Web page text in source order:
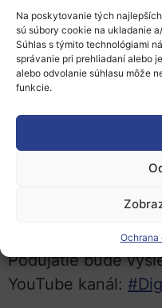
Na poskytovanie tých
sú súbory cookie na ukladanie
Súhlas s týmito technológiami
správanie pri prehliadaní alebo
alebo odvolanie súhlasu môže
funkcie.
Ochrana
súvisiacich
napríklad program
európsku vedeckú
cieľov tejto iniciatívy.
predstavená na
30. marca 2022 od
Podujatie bude
YouTube kanál: